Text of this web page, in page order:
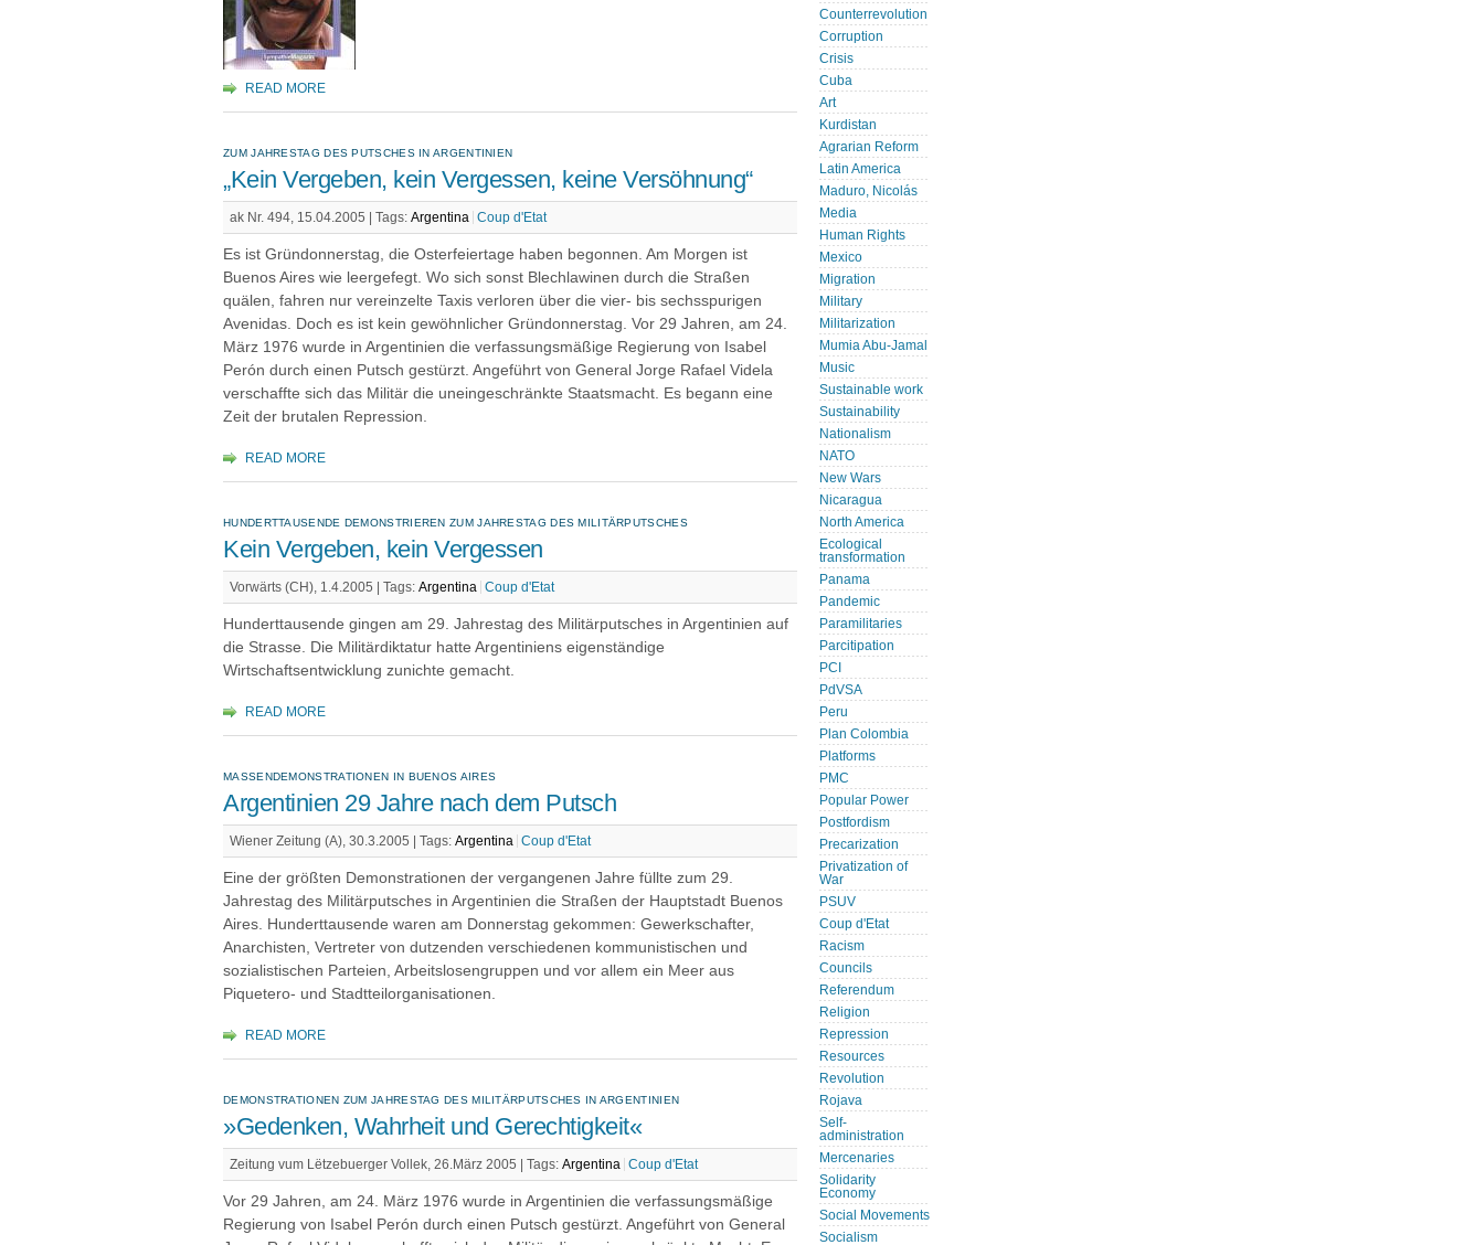
READ MORE
ZUM JAHRESTAG DES PUTSCHES IN ARGENTINIEN
„Kein Vergeben, kein Vergessen, keine Versöhnung“
ak Nr. 494, 15.04.2005 | Tags: Argentina Coup d'Etat
Es ist Gründonnerstag, die Osterfeiertage haben begonnen. Am Morgen ist
Buenos Aires wie leergefegt. Wo sich sonst Blechlawinen durch die Straßen
quälen, fahren nur vereinzelte Taxis verloren über die vier- bis sechsspurigen
Avenidas. Doch es ist kein gewöhnlicher Gründonnerstag. Vor 29 Jahren, am 24.
März 1976 wurde in Argentinien die verfassungsmäßige Regierung von Isabel
Perón durch einen Putsch gestürzt. Angeführt von General Jorge Rafael Videla
verschaffte sich das Militär die uneingeschränkte Staatsmacht. Es begann eine
Zeit der brutalen Repression.
READ MORE
HUNDERTTAUSENDE DEMONSTRIEREN ZUM JAHRESTAG DES MILITÄRPUTSCHES
Kein Vergeben, kein Vergessen
Vorwärts (CH), 1.4.2005 | Tags: Argentina Coup d'Etat
Hunderttausende gingen am 29. Jahrestag des Militärputsches in Argentinien auf
die Strasse. Die Militärdiktatur hatte Argentiniens eigenständige
Wirtschaftsentwicklung zunichte gemacht.
READ MORE
MASSENDEMONSTRATIONEN IN BUENOS AIRES
Argentinien 29 Jahre nach dem Putsch
Wiener Zeitung (A), 30.3.2005 | Tags: Argentina Coup d'Etat
Eine der größten Demonstrationen der vergangenen Jahre füllte zum 29.
Jahrestag des Militärputsches in Argentinien die Straßen der Hauptstadt Buenos
Aires. Hunderttausende waren am Donnerstag gekommen: Gewerkschafter,
Anarchisten, Vertreter von dutzenden verschiedenen kommunistischen und
sozialistischen Parteien, Arbeitslosengruppen und vor allem ein Meer aus
Piquetero- und Stadtteilorganisationen.
READ MORE
DEMONSTRATIONEN ZUM JAHRESTAG DES MILITÄRPUTSCHES IN ARGENTINIEN
»Gedenken, Wahrheit und Gerechtigkeit«
Zeitung vum Lëtzebuerger Vollek, 26.März 2005 | Tags: Argentina Coup d'Etat
Vor 29 Jahren, am 24. März 1976 wurde in Argentinien die verfassungsmäßige
Regierung von Isabel Perón durch einen Putsch gestürzt. Angeführt von General
Counterrevolution
Corruption
Crisis
Cuba
Art
Kurdistan
Agrarian Reform
Latin America
Maduro, Nicolás
Media
Human Rights
Mexico
Migration
Military
Militarization
Mumia Abu-Jamal
Music
Sustainable work
Sustainability
Nationalism
NATO
New Wars
Nicaragua
North America
Ecological
transformation
Panama
Pandemic
Paramilitaries
Parcitipation
PCI
PdVSA
Peru
Plan Colombia
Platforms
PMC
Popular Power
Postfordism
Precarization
Privatization of
War
PSUV
Coup d'Etat
Racism
Councils
Referendum
Religion
Repression
Resources
Revolution
Rojava
Self-
administration
Mercenaries
Solidarity
Economy
Social Movements
Socialism